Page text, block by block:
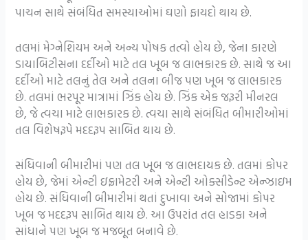
પાચન સાથે સંબંધિત સમસ્યાઓમાં ઘણો ફાયદો થાય છે.
તલમાં મેગ્નેશિયમ અને અન્ય પોષક તત્વો હોય છે, જેના કારણે
ડાયાબિટીસના દર્દીઓ માટે તલ ખૂબ જ લાભકારક છે. સાથે જ આ
દર્દીઓ માટે તલનું તેલ અને તલના બીજ પણ ખૂબ જ લાભકારક
છે. તલમાં ભરપૂર માત્રામાં ઝિંક હોય છે. ઝિંક એક જરૂરી મીનરલ
છે, જે ત્વચા માટે લાભકારક છે. ત્વચા સાથે સંબંધિત બીમારીઓમાં
તલ વિશેષરૂપે મદદરૂપ સાબિત થાય છે.
સંધિવાની બીમારીમાં પણ તલ ખૂબ જ લાભદાયક છે. તલમાં કોપર
હોય છે, જેમાં એન્ટી ઇફ્રામેટરી અને એન્ટી ઓક્સીડેન્ટ એન્ઝાઇમ
હોય છે. સંધિવાની બીમારીમાં થતાં દુખાવા અને સોજામાં કોપર
ખૂબ જ મદદરૂપ સાબિત થાય છે. આ ઉપરાંત તલ હાડકા અને
સાંધાને પણ ખૂબ જ મજબૂત બનાવે છે.